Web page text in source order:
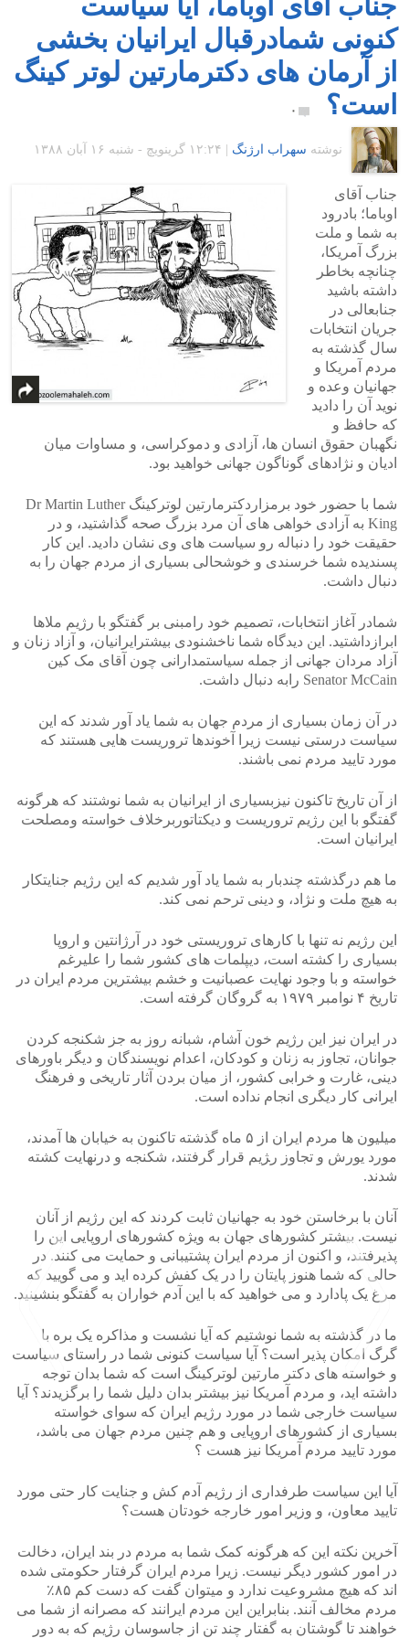
کنونی شمادرقبال ایرانیان بخشی
از آرمان های دکترمارتین لوتر کینگ
است؟
۰
نوشته سهراب ارژنگ ۱۲:۲۴ گرينويچ - شنبه ۱۶ آبان ۱۳۸۸
جناب آقای
اوباما؛ بادرود
به شما و ملت
بزرگ آمریکا،
چنانچه بخاطر
داشته باشید
جنابعالی در
جریان انتخابات
سال گذشته به
مردم آمریکا و
جهانیان وعده و
نوید آن را دادید
که حافظ و
نگهبان حقوق انسان ها، آزادی و دموکراسی، و مساوات میان
ادیان و نژادهای گوناگون جهانی خواهید بود.
شما با حضور خود برمزاردکترمارتین لوترکینگ Dr Martin Luther
King به آزادی خواهی های آن مرد بزرگ صحه گذاشتید، و در
حقیقت خود را دنباله رو سیاست های وی نشان دادید. این کار
پسندیده شما خرسندی و خوشحالی بسیاری از مردم جهان را به
دنبال داشت.
شمادر آغاز انتخابات، تصمیم خود رامبنی بر گفتگو با رژیم ملاها
ابرازداشتید. این دیدگاه شما ناخشنودی بیشترایرانیان، و آزاد زنان و
آزاد مردان جهانی از جمله سیاستمدارانی چون آق‍ای مک کین
Senator McCain رابه دنبال داشت.
در آن زمان بسیاری از مردم جهان به شما یاد آور شدند که این
سیاست درستی نیست زیرا آخوندها تروریست هایی هستند که
مورد تایید مردم نمی باشند.
از آن تاریخ تاکنون نیزبسیاری از ایرانیان به شما نوشتند که هرگونه
گفتگو با این رژیم تروریست و دیکتاتوربرخلاف خواسته ومصلحت
ایرانیان است.
ما هم درگذشته چندبار به شما یاد آور شدیم که این رژیم جنایتکار
به هیچ ملت و نژاد، و دینی ترحم نمی کند.
این رژیم نه تنها با کارهای تروریستی خود در آرژانتین و اروپا
بسیاری را کشته است، دیپلمات های کشور شما را علیرغم
خواسته و با وجود نهایت عصبانیت و خشم بیشترین مردم ایران در
تاریخ ۴ نوامبر ۱۹۷۹ به گروگان گرفته است.
در ایران نیز این رژیم خون آشام، شبانه روز به جز شکنجه کردن
جوانان، تجاوز به زنان و کودکان، اعدام نویسندگان و دیگر باورهای
دینی، غارت و خرابی کشور، از میان بردن آثار تاریخی و فرهنگ
ایرانی کار دیگری انجام نداده است.
میلیون ها مردم ایران از ۵ ماه گذشته تاکنون به خیابان ها آمدند،
مورد یورش و تجاوز ر‍ژیم قرار گرفتند، شکنجه و درنهایت کشته
شدند.
آنان با برخاستن خود به جهانیان ثابت کردند که این رژیم از آنان
نیست. بیشتر کشورهای جهان به ویژه کشورهای اروپایی این را
پذیرفتند، و اکنون از مردم ایران پشتیبانی و حمایت می کنند. در
حالی که شما هنوز پایتان را در یک کفش کرده اید و می گویید که
مرغ یک پادارد و می خواهید که با این آدم خواران به گفتگو بنشینید.
ما در گذشته به شما نوشتیم که آیا نشست و مذاکره یک بره با
گرگ امکان پذیر است؟ آیا سیاست کنونی شما در راستای سیاست
و خواسته های دکتر مارتین لوترکینگ است که شما بدان توجه
داشته اید، و مردم آمریکا نیز بیشتر بدان دلیل شما را برگزیدند؟ آیا
سیاست خارجی شما در مورد رژیم ایران که سوای خواسته
بسیاری از کشورهای اروپایی و هم چنین مردم جهان می باشد،
مورد تایید مردم آمریکا نیز هست ؟
آیا این سیاست طرفداری از رژیم آدم کش و جنایت کار حتی مورد
تایید معاون، و وزیر امور خارجه خودتان هست؟
آخرین نکته این که هرگونه کمک شما به مردم در بند ایران، دخالت
در امور کشور دیگر نیست. زیرا مردم ایران گرفتار حکومتی شده
اند که هیچ مشروعیت ندارد و میتوان گفت که دست کم ۸۵٪
مردم مخالف آنند. بنابراین این مردم ایرانند که مصرانه از شما می
خواهند تا گوشتان به گفتار چند تن از جاسوسان رژیم که به دور
<
>